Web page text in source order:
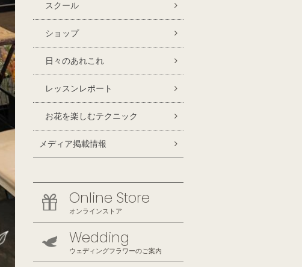
スクール
ショップ
日々のあれこれ
レッスンレポート
お花を楽しむテクニック
メディア掲載情報
Online Store
オンラインストア
Wedding
ウェディングフラワーのご案内